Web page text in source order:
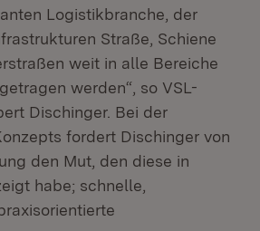
Logistikbranche, der
Straße, Schiene
weit in alle Bereiche
werden“, so VSL-
Dischinger. Bei der
fordert Dischinger von
den Mut, den diese in
habe; schnelle,